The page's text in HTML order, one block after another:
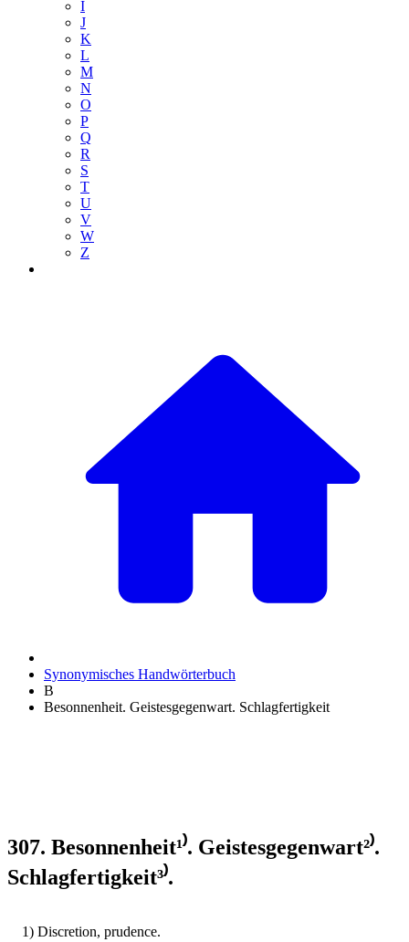
I
J
K
L
M
N
O
P
Q
R
S
T
U
V
W
Z
Synonymisches Handwörterbuch
B
Besonnenheit. Geistesgegenwart. Schlagfertigkeit
307. Besonnenheit¹⁾. Geistesgegenwart²⁾.
Schlagfertigkeit³⁾.
1) Discretion, prudence.